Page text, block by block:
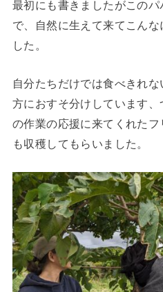
最初にも書きましたがこの
で、自然に生えて来てこん
した。
自分たちだけでは食べきれ
方におすそ分けしています
の作業の応援に来てくれた
も収穫してもらいました。